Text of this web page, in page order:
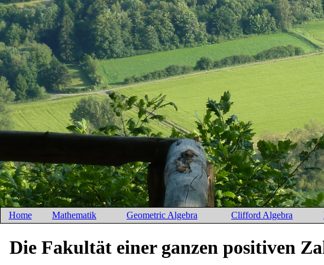
Home Mathematik Geometric Algebra Clifford Algebra
Die Fakultät einer ganzen positiven